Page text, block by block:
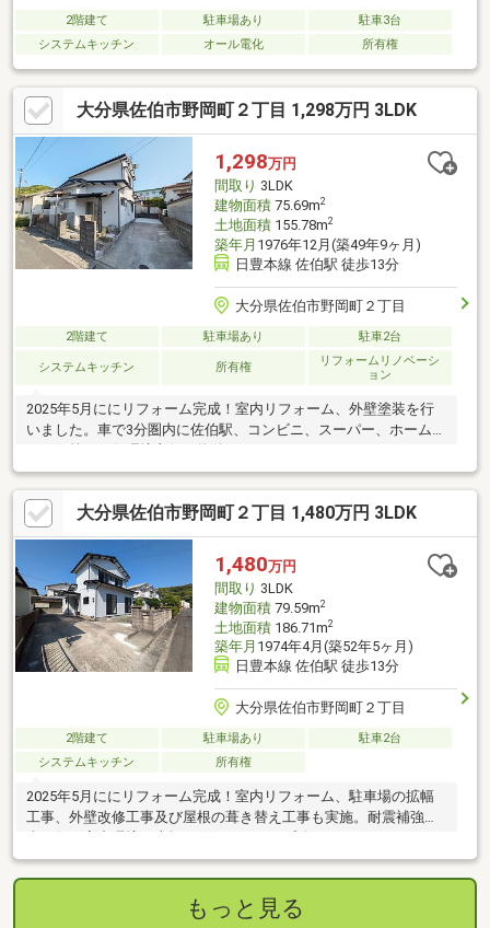
2階建て 駐車場あり
駐車3台
システムキッチン
オール電化 所有権
大分県佐伯市野岡町２丁目 1,298万円 3LDK
1,298万円
間取り 3LDK
建物面積75.69m2
土地面積155.78m2
築年月 1976年12月(築49年9ヶ月)
日豊本線 佐伯駅 徒歩13分
大分県佐伯市野岡町２丁目
2階建て 駐車場あり 駐車2台
システムキッチン 所有権
リフォームリノベーシ
ョン
2025年5月ににリフォーム完成！室内リフォーム、外壁塗装を行
いました。車で3分圏内に佐伯駅、コンビニ、スーパー、ホームセ
ンター等あり住環境良好な物件です♪
大分県佐伯市野岡町２丁目 1,480万円 3LDK
1,480万円
間取り 3LDK
建物面積79.59m2
土地面積186.71m2
築年月 1974年4月(築52年5ヶ月)
日豊本線 佐伯駅 徒歩13分
大分県佐伯市野岡町２丁目
2階建て 駐車場あり
駐車2台
システムキッチン
所有権
2025年5月ににリフォーム完成！室内リフォーム、駐車場の拡幅
工事、外壁改修工事及び屋根の葺き替え工事も実施。耐震補強工
もっと見る